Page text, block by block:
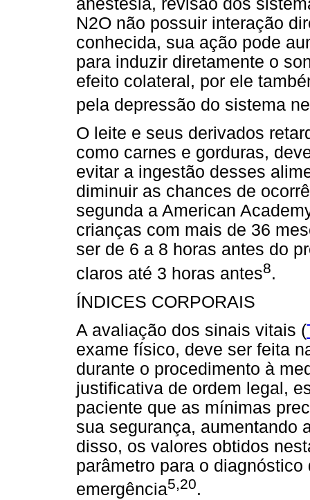
anestesia, revisão dos
N2O não possuir interação
conhecida, sua ação pode
para induzir diretamente o
efeito colateral, por ele
pela depressão do sistema
O leite e seus derivados
como carnes e gorduras,
evitar a ingestão desses
diminuir as chances de
segunda a American
crianças com mais de 36
ser de 6 a 8 horas antes do
claros até 3 horas antes8.
ÍNDICES CORPORAIS
A avaliação dos sinais vitais (
exame físico, deve ser feita
durante o procedimento à
justificativa de ordem legal,
paciente que as mínimas
sua segurança, aumentando
disso, os valores obtidos
parâmetro para o
emergência5,20.